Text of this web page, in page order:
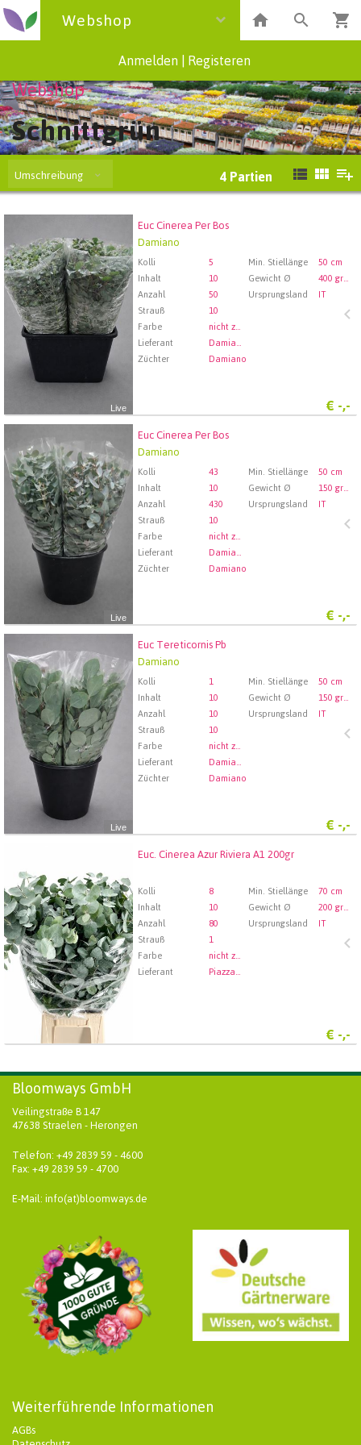
Webshop
Anmelden Registeren
Webshop
Schnittgrün
Umschreibung 4 Partien
Live
Euc Cinerea Per Bos
Damiano
Kolli 5 Min. Stiellänge
50 cm
Inhalt
10 Gewicht Ø
400 gram
Anzahl
50 Ursprungsland
IT
Strauß
10
Farbe
nicht zugewiesen
Lieferant
Damiano Mario E Figli S.s.
Züchter
Damiano
€ -,-
Wählen Sie zuerst ein Abfartdatum.
Live
Euc Cinerea Per Bos
Damiano
Kolli 43 Min. Stiellänge
50 cm
Inhalt
10 Gewicht Ø
150 gram
Anzahl
430 Ursprungsland
IT
Strauß
10
Farbe
nicht zugewiesen
Lieferant
Damiano Mario E Figli S.s.
Züchter
Damiano
€ -,-
Euc Cinerea Per Bos
Wählen Sie zuerst ein Abfartdatum.
Live
Euc Tereticornis Pb
Damiano
Kolli 1 Min. Stiellänge
50 cm
Inhalt
10 Gewicht Ø
150 gram
Anzahl
10 Ursprungsland
IT
Strauß
10
Farbe
nicht zugewiesen
Lieferant
Damiano Mario E Figli S.s.
Züchter
Damiano
€ -,-
Euc Tereticornis Pb
Wählen Sie zuerst ein Abfartdatum.
Euc. Cinerea Azur Riviera A1 200gr
Kolli 8 Min. Stiellänge
70 cm
Inhalt
10 Gewicht Ø
200 gram
Anzahl
80 Ursprungsland
IT
Strauß
1
Farbe
nicht zugewiesen
Lieferant
Piazza Di Fiori / Fresh From Source
€ -,-
Euc. Cinerea Azur Riviera A1 200gr
Wählen Sie zuerst ein Abfartdatum.
Bloomways GmbH
Veilingstraße B 147
47638 Straelen - Herongen
Telefon: +49 2839 59 - 4600
Fax: +49 2839 59 - 4700
E-Mail: info(at)bloomways.de
Weiterführende Informationen
AGBs